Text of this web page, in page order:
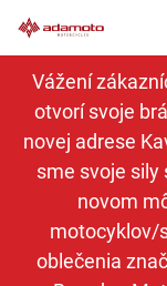
na
obsah
Vážení
otvorí svoje
novej adrese
sme svoje sily
novom
motocyklov/
oblečenia